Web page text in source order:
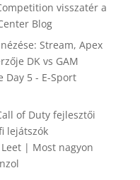
visszatér a
Blog
Stream, Apex
DK vs GAM
Day 5 - E-Sport
of Duty fejlesztői
lejátszók
Leet | Most nagyon